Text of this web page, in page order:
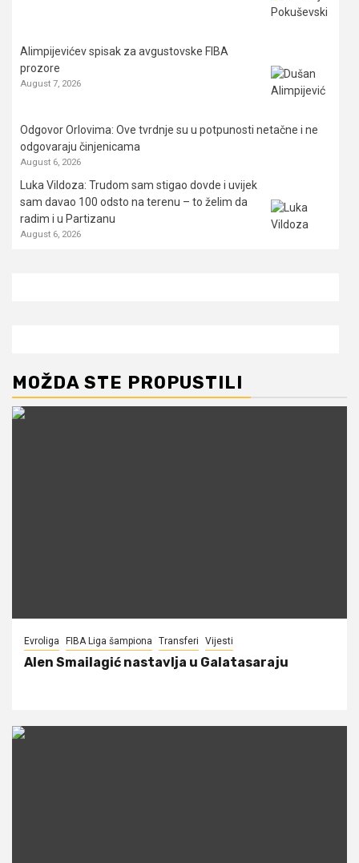
Alimpijevićev spisak za avgustovske FIBA
prozore
August 7, 2026
Odgovor Orlovima: ​Ove tvrdnje su u potpunosti netačne i ne
odgovaraju činjenicama
August 6, 2026
Luka Vildoza: Trudom sam stigao dovde i uvijek
sam davao 100 odsto na terenu – to želim da
radim i u Partizanu
August 6, 2026
MOŽDA STE PROPUSTILI
Evroliga FIBA Liga šampiona Transferi Vijesti
Alen Smailagić nastavlja u Galatasaraju